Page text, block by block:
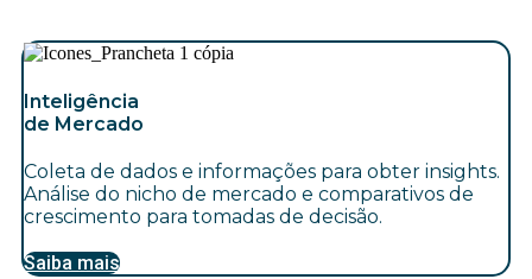
Inteligência
de Mercado
Coleta de dados e informações para obter insights.
Análise do nicho de mercado e comparativos de
crescimento para tomadas de decisão.
Saiba mais